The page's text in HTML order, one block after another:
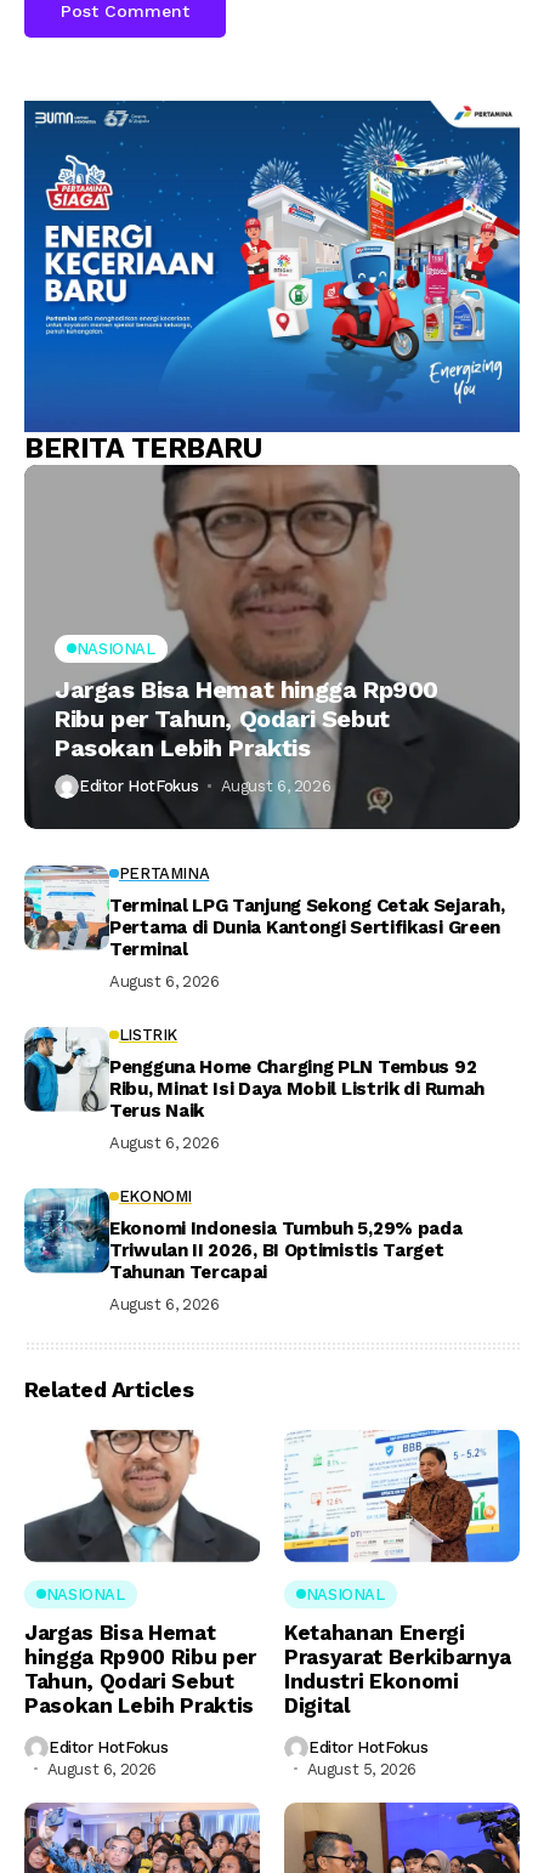
BERITA TERBARU
NASIONAL
Jargas Bisa Hemat hingga Rp900
Ribu per Tahun, Qodari Sebut
Pasokan Lebih Praktis
Editor HotFokus August 6, 2026
PERTAMINA
Terminal LPG Tanjung Sekong Cetak Sejarah,
Pertama di Dunia Kantongi Sertifikasi Green
Terminal
August 6, 2026
LISTRIK
Pengguna Home Charging PLN Tembus 92
Ribu, Minat Isi Daya Mobil Listrik di Rumah
Terus Naik
August 6, 2026
EKONOMI
Ekonomi Indonesia Tumbuh 5,29% pada
Triwulan II 2026, BI Optimistis Target
Tahunan Tercapai
August 6, 2026
Related Articles
NASIONAL
Jargas Bisa Hemat
hingga Rp900 Ribu per
Tahun, Qodari Sebut
Pasokan Lebih Praktis
Editor HotFokus
August 6, 2026
NASIONAL
Ketahanan Energi
Prasyarat Berkibarnya
Industri Ekonomi
Digital
Editor HotFokus
August 5, 2026